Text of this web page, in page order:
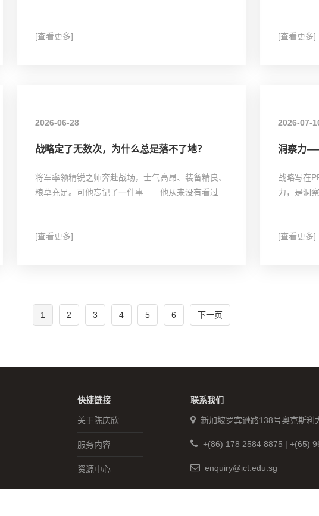
[查看更多] [查看更多]
2026-06-28
战略定了无数次，为什么总是落不了地？
将军率领精锐之师奔赴战场，士气高昂、装备精良、
粮草充足。可他忘记了一件事——他从来没有看过地
[查看更多]
2026-07-
洞察力
战略写在
力，是洞
[查看更多]
1 2 3 4 5 6 下一页
快捷链接
关于陈庆欣
服务内容
资源中心
联系我们
新加坡罗宾逊路138号奥克斯利
+(86) 178 2584 8875 | +(65)
enquiry@ict.edu.sg